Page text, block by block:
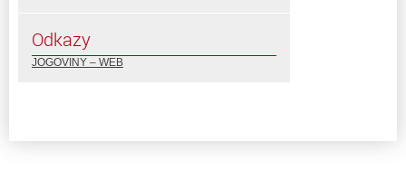
Odkazy
JOGOVINY – WEB